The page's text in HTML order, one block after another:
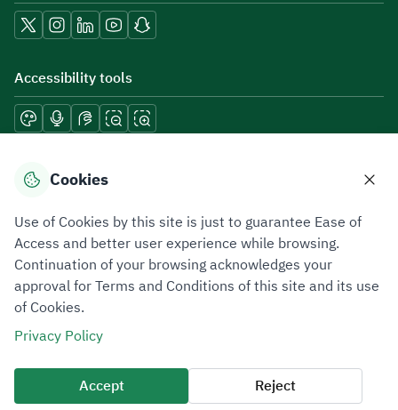
Accessibility tools
Download mobile applications
Privacy PolicyTerms of UseSite Map
All rights reserved 2026 © ZATCA.GOV.SA
Developed and Maintained by Zakat, Tax and Customs Authority
Last update for site was
07 August 2026 10:30 AM
Cookies
Use of Cookies by this site is just to guarantee Ease of
Access and better user experience while browsing.
Continuation of your browsing acknowledges your
approval for Terms and Conditions of this site and its use
of Cookies.
Privacy Policy
Accept Reject